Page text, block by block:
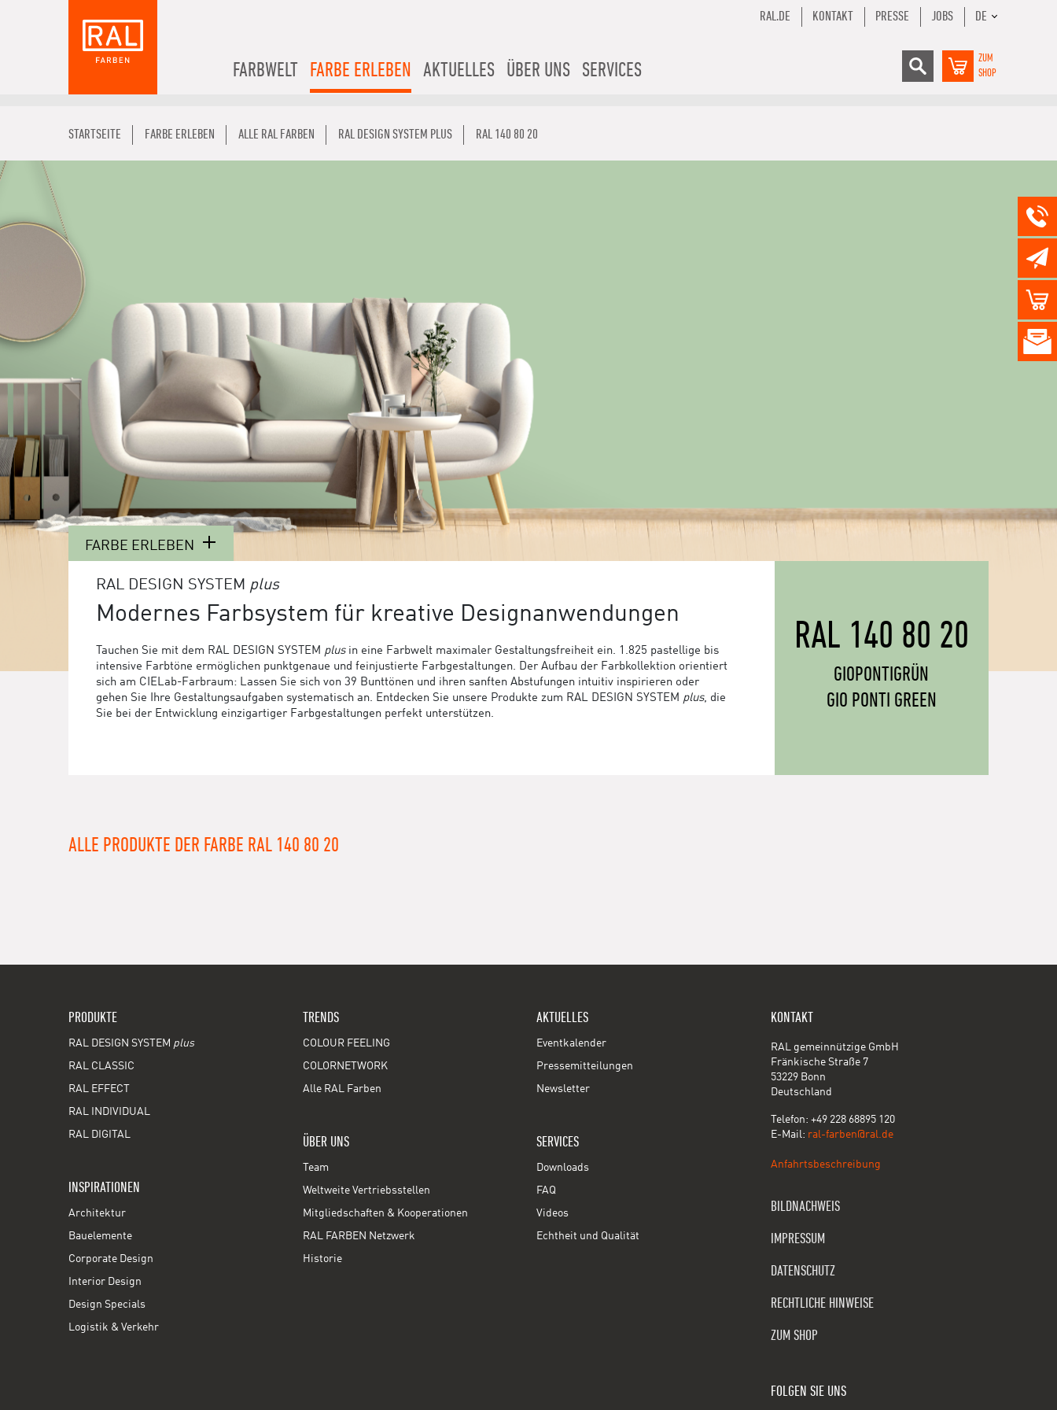
FARBWELT FARBE ERLEBEN AKTUELLES ÜBER UNS SERVICES
RAL.DE KONTAKT PRESSE JOBS DE
ZUM
SHOP
STARTSEITE FARBE ERLEBEN ALLE RAL FARBEN RAL DESIGN SYSTEM PLUS RAL 140 80 20
FARBE ERLEBEN
RAL DESIGN SYSTEM plus
Modernes Farbsystem für kreative Designanwendungen
Tauchen Sie mit dem RAL DESIGN SYSTEM plusin eine Farbwelt maximaler Gestaltungsfreiheit ein. 1.825 pastellige bis
intensive Farbtöne ermöglichen punktgenaue und feinjustierte Farbgestaltungen. Der Aufbau der Farbkollektion orientiert
sich am CIELab-Farbraum: Lassen Sie sich von 39 Bunttönen und ihren sanften Abstufungen intuitiv inspirieren oder
gehen Sie Ihre Gestaltungsaufgaben systematisch an. Entdecken Sie unsere Produkte zum RAL DESIGN SYSTEM plus, die
Sie bei der Entwicklung einzigartiger Farbgestaltungen perfekt unterstützen.
RAL 140 80 20
GIOPONTIGRÜN
GIO PONTI GREEN
ALLE PRODUKTE DER FARBE RAL 140 80 20
PRODUKTE
RAL DESIGN SYSTEM plus
RAL CLASSIC
RAL EFFECT
RAL INDIVIDUAL
RAL DIGITAL
INSPIRATIONEN
Architektur
Bauelemente
Corporate Design
Interior Design
Design Specials
Logistik & Verkehr
TRENDS
COLOUR FEELING
COLORNETWORK
Alle RAL Farben
ÜBER UNS
Team
Weltweite Vertriebsstellen
Mitgliedschaften & Kooperationen
RAL FARBEN Netzwerk
Historie
AKTUELLES
Eventkalender
Pressemitteilungen
Newsletter
SERVICES
Downloads
FAQ
Videos
Echtheit und Qualität
KONTAKT
RAL gemeinnützige GmbH
Fränkische Straße 7
53229 Bonn
Deutschland
Telefon: +49 228 68895 120
E-Mail: ral-farben@ral.de
Anfahrtsbeschreibung
BILDNACHWEIS
IMPRESSUM
DATENSCHUTZ
RECHTLICHE HINWEISE
ZUM SHOP
FOLGEN SIE UNS